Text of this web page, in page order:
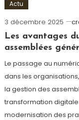
Actu
3 décembre 2025
Les avantages
assemblées
Le passage au
dans les
la gestion des
transformation
modernisation des